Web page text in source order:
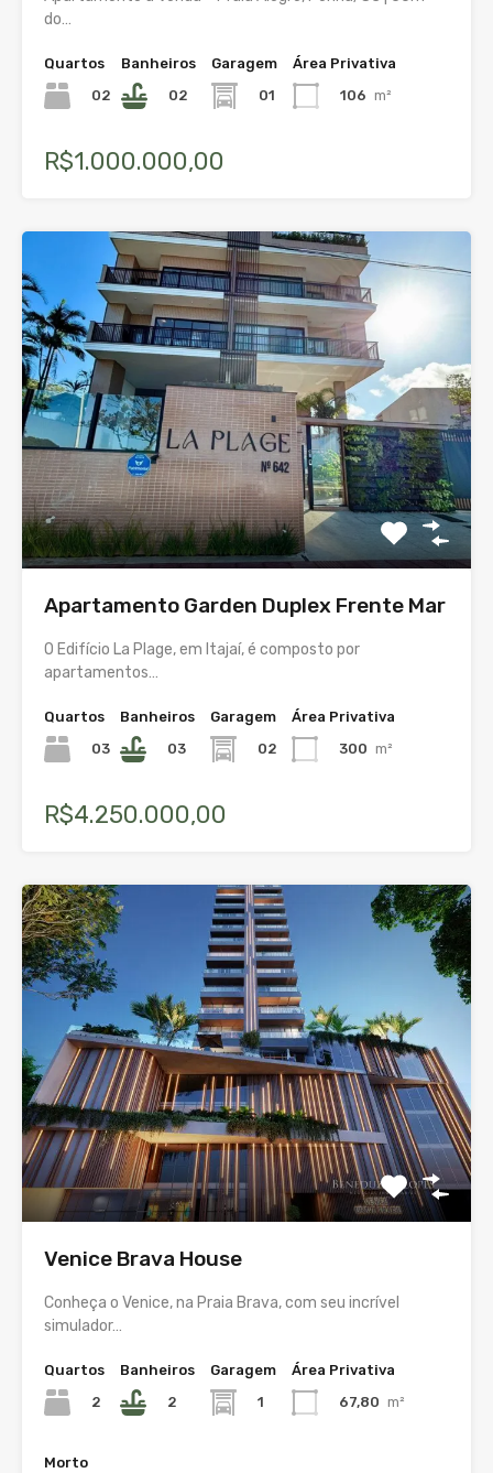
do…
Quartos
02
Banheiros
02
Garagem
01
Área Privativa
106 m²
R$1.000.000,00
Apartamento Garden Duplex Frente Mar
O Edifício La Plage, em Itajaí, é composto por
apartamentos…
Quartos
03
Banheiros
03
Garagem
02
Área Privativa
300 m²
R$4.250.000,00
Venice Brava House
Conheça o Venice, na Praia Brava, com seu incrível
simulador…
Quartos
2
Banheiros
2
Garagem
1
Área Privativa
67,80 m²
Morto